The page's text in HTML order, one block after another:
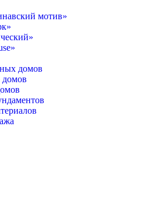
мотив»
домов
домов